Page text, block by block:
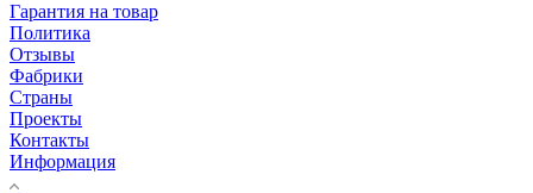
Гарантия на товар
Политика
Отзывы
Фабрики
Страны
Проекты
Контакты
Информация